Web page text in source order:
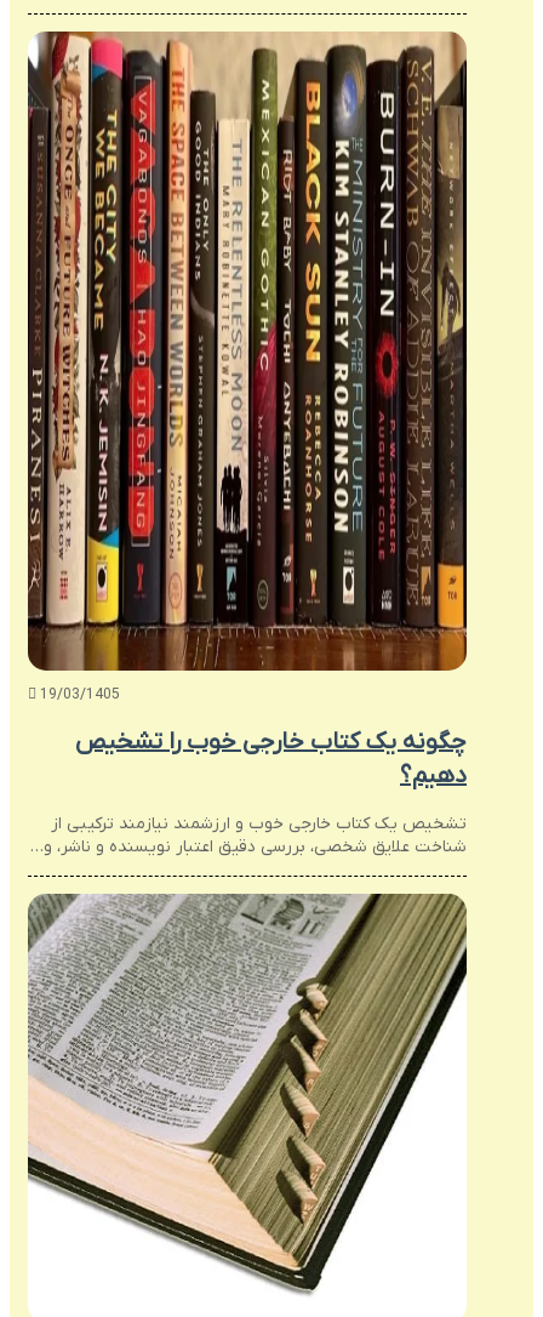
19/03/1405
چگونه یک کتاب خارجی خوب را تشخیص
دهیم؟
تشخیص یک کتاب خارجی خوب و ارزشمند نیازمند ترکیبی از
شناخت علایق شخصی، بررسی دقیق اعتبار نویسنده و ناشر، و…